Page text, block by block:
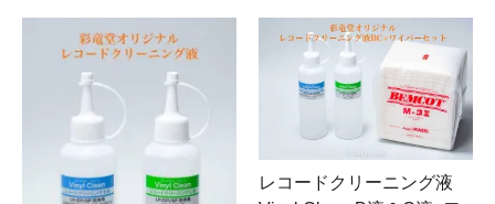
レコードクリーニング液